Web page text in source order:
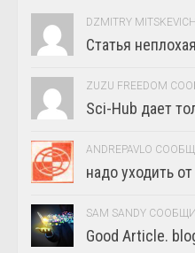
DZMITRY
Статья
ZUZU FREEDOM
Sci-Hub дает
ANDREPAVLO
надо уходить
SAM SANDY
Good Article.